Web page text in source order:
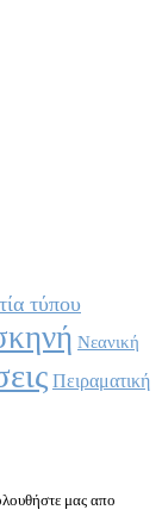
τύπου
Νεανική
Πειραματική
μας απο